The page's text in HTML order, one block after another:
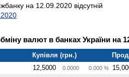
на 12.09.2020 відсутній
валют в банках України на
Купівля (грн.)
12,5000 0.0000 0.000 %